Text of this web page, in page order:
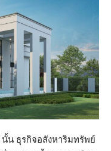
น ธุรกิจอสังหาริมทรัพย์